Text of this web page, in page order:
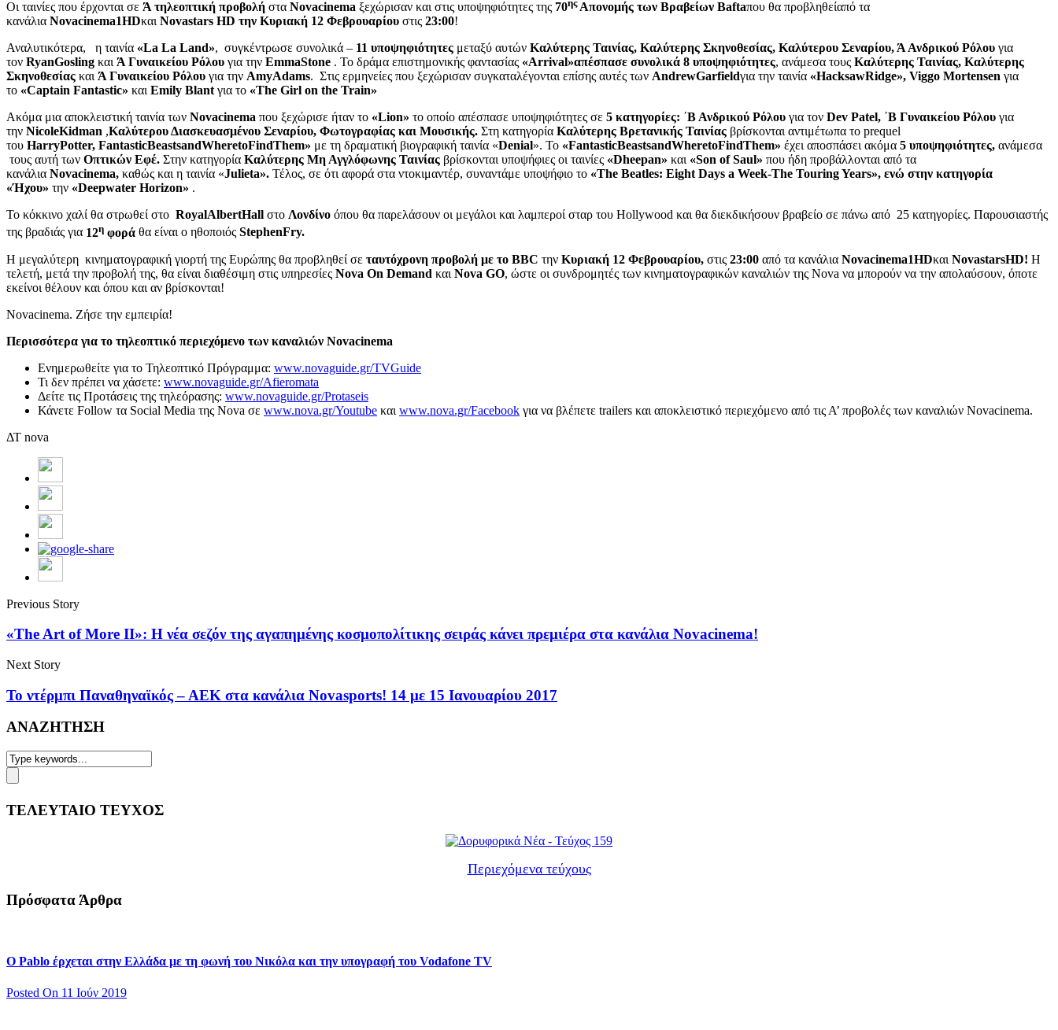
Οι ταινίες που έρχονται σε Ά τηλεοπτική προβολή στα Novacinema ξεχώρισαν και στις υποψηφιότητες της 70ης Απονομής των Βραβείων Baftaπου θα προβληθείαπό τα
κανάλια Novacinema1HDκαι Novastars HD την Κυριακή 12 Φεβρουαρίου στις 23:00!
Αναλυτικότερα, η ταινία «La La Land», συγκέντρωσε συνολικά – 11 υποψηφιότητες μεταξύ αυτών Καλύτερης Ταινίας, Καλύτερης Σκηνοθεσίας, Καλύτερου Σεναρίου, Ά Ανδρικού Ρόλου για
τον RyanGosling και Ά Γυναικείου Ρόλου για την EmmaStone . Το δράμα επιστημονικής φαντασίας «Arrival»απέσπασε συνολικά 8 υποψηφιότητες, ανάμεσα τους Καλύτερης Ταινίας, Καλύτερης
Σκηνοθεσίας και Ά Γυναικείου Ρόλου για την AmyAdams. Στις ερμηνείες που ξεχώρισαν συγκαταλέγονται επίσης αυτές των AndrewGarfieldγια την ταινία «HacksawRidge», Viggo Mortensen για
το «Captain Fantastic» και Emily Blant για το «The Girl on the Train»
Ακόμα μια αποκλειστική ταινία των Novacinema που ξεχώρισε ήταν το «Lion» το οποίο απέσπασε υποψηφιότητες σε 5 κατηγορίες: ΄Β Ανδρικού Ρόλου για τον Dev Patel, ΄Β Γυναικείου Ρόλου για
την NicoleKidman ,Καλύτερου Διασκευασμένου Σεναρίου, Φωτογραφίας και Μουσικής. Στη κατηγορία Καλύτερης Βρετανικής Ταινίας βρίσκονται αντιμέτωπα το prequel
του HarryPotter, FantasticBeastsandWheretoFindThem» με τη δραματική βιογραφική ταινία «Denial». Το «FantasticBeastsandWheretoFindThem» έχει αποσπάσει ακόμα 5 υποψηφιότητες, ανάμεσα
τους αυτή των Οπτικών Εφέ. Στην κατηγορία Καλύτερης Μη Αγγλόφωνης Ταινίας βρίσκονται υποψήφιες οι ταινίες «Dheepan» και «Son of Saul» που ήδη προβάλλονται από τα
κανάλια Novacinema, καθώς και η ταινία «Julieta». Τέλος, σε ότι αφορά στα ντοκιμαντέρ, συναντάμε υποψήφιο το «The Beatles: Eight Days a Week-The Touring Years», ενώ στην κατηγορία
«Ήχου» την «Deepwater Horizon» .
Το κόκκινο χαλί θα στρωθεί στο RoyalAlbertHall στο Λονδίνο όπου θα παρελάσουν οι μεγάλοι και λαμπεροί σταρ του Hollywood και θα διεκδικήσουν βραβείο σε πάνω από 25 κατηγορίες. Παρουσιαστής
της βραδιάς για 12η φορά θα είναι ο ηθοποιός StephenFry.
Η μεγαλύτερη κινηματογραφική γιορτή της Ευρώπης θα προβληθεί σε ταυτόχρονη προβολή με το BBC την Κυριακή 12 Φεβρουαρίου, στις 23:00 από τα κανάλια Novacinema1HDκαι NovastarsHD! Η
τελετή, μετά την προβολή της, θα είναι διαθέσιμη στις υπηρεσίες Nova On Demand και Nova GO, ώστε οι συνδρομητές των κινηματογραφικών καναλιών της Nova να μπορούν να την απολαύσουν, όποτε
εκείνοι θέλουν και όπου και αν βρίσκονται!
Novacinema. Ζήσε την εμπειρία!
Περισσότερα για το τηλεοπτικό περιεχόμενο των καναλιών Novacinema
Ενημερωθείτε για το Τηλεοπτικό Πρόγραμμα: www.novaguide.gr/TVGuide
Τι δεν πρέπει να χάσετε: www.novaguide.gr/Afieromata
Δείτε τις Προτάσεις της τηλεόρασης: www.novaguide.gr/Protaseis
Κάνετε Follow τα Social Media της Nova σε www.nova.gr/Youtube και www.nova.gr/Facebook για να βλέπετε trailers και αποκλειστικό περιεχόμενο από τις Α’ προβολές των καναλιών Novacinema.
ΔΤ nova
Previous Story
«The Art of More II»: Η νέα σεζόν της αγαπημένης κοσμοπολίτικης σειράς κάνει πρεμιέρα στα κανάλια Novacinema!
Next Story
Το ντέρμπι Παναθηναϊκός – ΑΕΚ στα κανάλια Novasports! 14 με 15 Ιανουαρίου 2017
ΑΝΑΖΗΤΗΣΗ
ΤΕΛΕΥΤΑΙΟ ΤΕΥΧΟΣ
Περιεχόμενα τεύχους
Πρόσφατα Άρθρα
Ο Pablo έρχεται στην Ελλάδα με τη φωνή του Νικόλα και την υπογραφή του Vodafone TV
Posted On 11 Ιούν 2019